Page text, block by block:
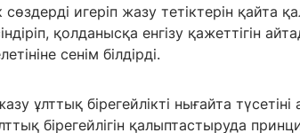
игеріп жазу тетіктерін қайта
қолданысқа енгізу қажеттігін
сенім білдірді.
ұлттық бірегейлікті нығайта
бірегейлігін қалыптастыруда